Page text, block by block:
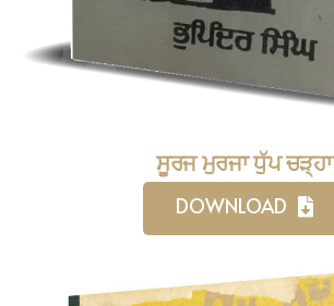
ਸੂਰਜ ਮੁਰਜਾ ਧੁੱਪ ਚੜ੍ਹਾ
DOWNLOAD